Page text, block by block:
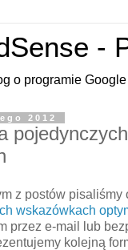
-
o programie
2012
z postów pisaliśmy
wskazówkach
przez e-mail lub
kolejną